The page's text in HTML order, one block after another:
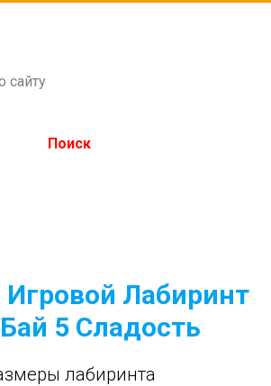
Поиск
Лабиринт
5 Сладость
лабиринта